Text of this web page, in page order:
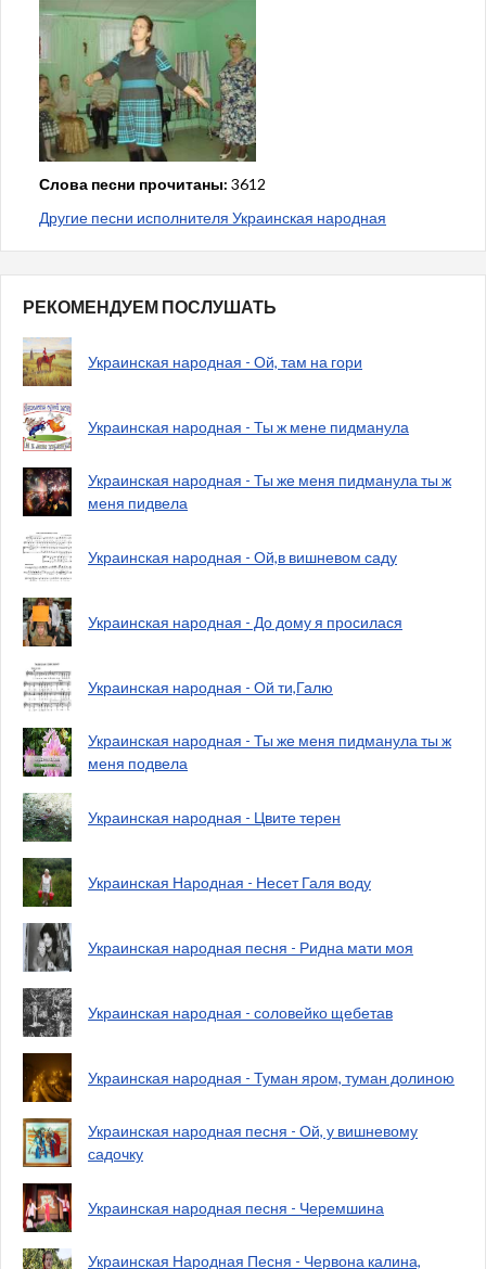
Слова песни прочитаны: 3612
Другие песни исполнителя Украинская народная
РЕКОМЕНДУЕМ ПОСЛУШАТЬ
Украинская народная - Ой, там на гори
Украинская народная - Ты ж мене пидманула
Украинская народная - Ты же меня пидманула ты ж
меня пидвела
Украинская народная - Ой,в вишневом саду
Украинская народная - До дому я просилася
Украинская народная - Ой ти,Галю
Украинская народная - Ты же меня пидманула ты ж
меня подвела
Украинская народная - Цвите терен
Украинская Народная - Несет Галя воду
Украинская народная песня - Ридна мати моя
Украинская народная - соловейко щебетав
Украинская народная - Туман яром, туман долиною
Украинская народная песня - Ой, у вишневому
садочку
Украинская народная песня - Черемшина
Украинская Народная Песня - Червона калина,